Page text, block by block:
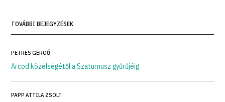
TOVÁBBI BEJEGYZÉSEK
PETRES GERGŐ
Arcod közelségétől a Szaturnusz gyűrűjéig
PAPP ATTILA ZSOLT